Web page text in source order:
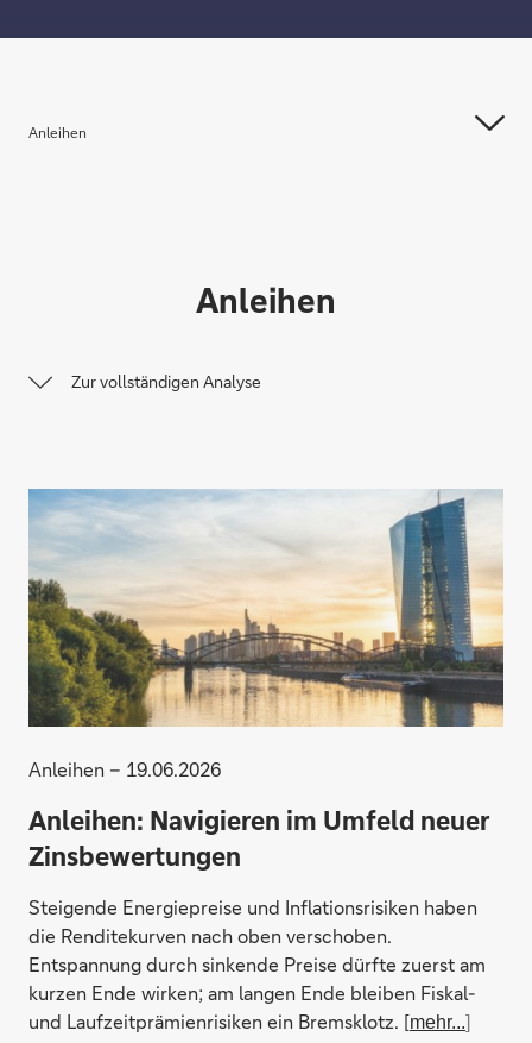
Anleihen
Anleihen
Zur vollständigen Analyse
Anleihen – 19.06.2026
Anleihen: Navigieren im Umfeld neuer
Zinsbewertungen
Steigende Energiepreise und Inflationsrisiken haben
die Renditekurven nach oben verschoben.
Entspannung durch sinkende Preise dürfte zuerst am
kurzen Ende wirken; am langen Ende bleiben Fiskal-
und Laufzeitprämienrisiken ein Bremsklotz. [mehr...]